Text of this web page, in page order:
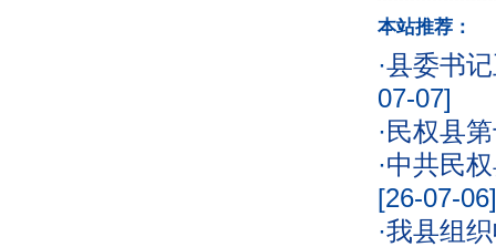
本站推荐：
·县委书
07-07]
·民权县
·中共民
[26-07-06]
·我县组